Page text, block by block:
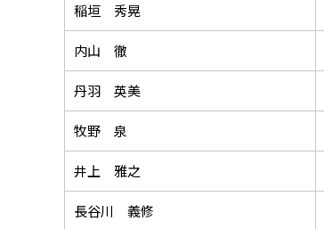
稲垣 秀晃
内山 徹
丹羽 英美
牧野 泉
井上 雅之
長谷川 義修